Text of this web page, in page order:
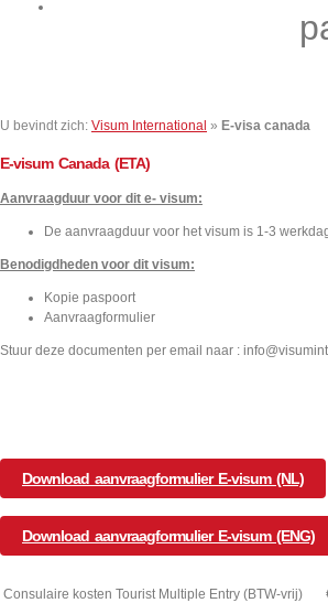
U bevindt zich: Visum International » E-visa canada
E-visum Canada (ETA)
Aanvraagduur voor dit e- visum:
De aanvraagduur voor het visum is 1-3
Benodigdheden voor dit visum:
Kopie paspoort
Aanvraagformulier
Stuur deze documenten per email naar :
Download aanvraagformulier E-visum (NL)
Download aanvraagformulier E-visum (ENG)
Consulaire kosten Tourist Multiple Entry (BTW-vrij)